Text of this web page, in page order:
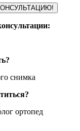
снимка
ортопед